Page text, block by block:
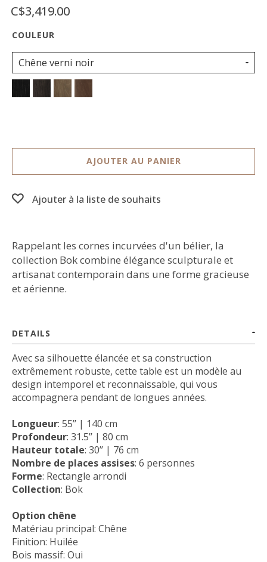
C$3,419.00
Chêne verni noir
AJOUTER AU PANIER
Ajouter à la liste de souhaits
Rappelant les cornes incurvées d'un bélier, la
collection Bok combine élégance sculpturale et
artisanat contemporain dans une forme gracieuse
et aérienne.
DETAILS
Avec sa silhouette élancée et sa construction
extrêmement robuste, cette table est un modèle au
design intemporel et reconnaissable, qui vous
accompagnera pendant de longues années.
Longueur: 55’’ | 140 cm
Profondeur: 31.5’’ | 80 cm
Hauteur totale: 30’’ | 76 cm
Nombre de places assises: 6 personnes
Forme: Rectangle arrondi
Collection: Bok
Option chêne
Matériau principal: Chêne
Finition: Huilée
Bois massif: Oui